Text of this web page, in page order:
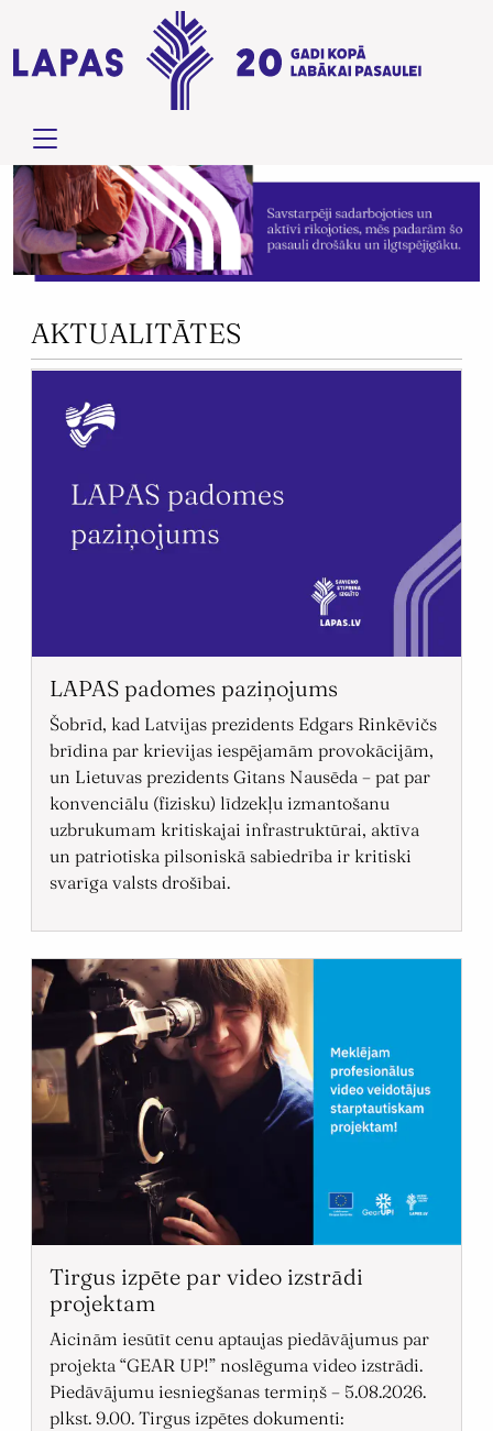
AKTUALITĀTES
LAPAS padomes paziņojums
Šobrīd, kad Latvijas prezidents Edgars Rinkēvičs
brīdina par krievijas iespējamām provokācijām,
un Lietuvas prezidents Gitans Nausēda – pat par
konvenciālu (fizisku) līdzekļu izmantošanu
uzbrukumam kritiskajai infrastruktūrai, aktīva
un patriotiska pilsoniskā sabiedrība ir kritiski
svarīga valsts drošībai.
Tirgus izpēte par video izstrādi
projektam
Aicinām iesūtīt cenu aptaujas piedāvājumus par
projekta “GEAR UP!” noslēguma video izstrādi.
Piedāvājumu iesniegšanas termiņš – 5.08.2026.
plkst. 9.00. Tirgus izpētes dokumenti: